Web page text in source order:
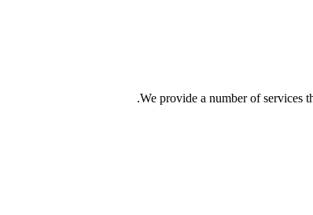
We provide a number of services